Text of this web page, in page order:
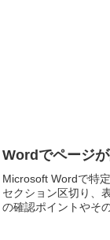
Wordでページ
Microsoft Wordで特
セクション区切り、
の確認ポイントやそ